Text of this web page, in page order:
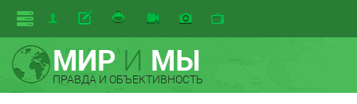
МИРИ МЫ
ПРАВДА И ОБЪЕКТИВНОСТЬ